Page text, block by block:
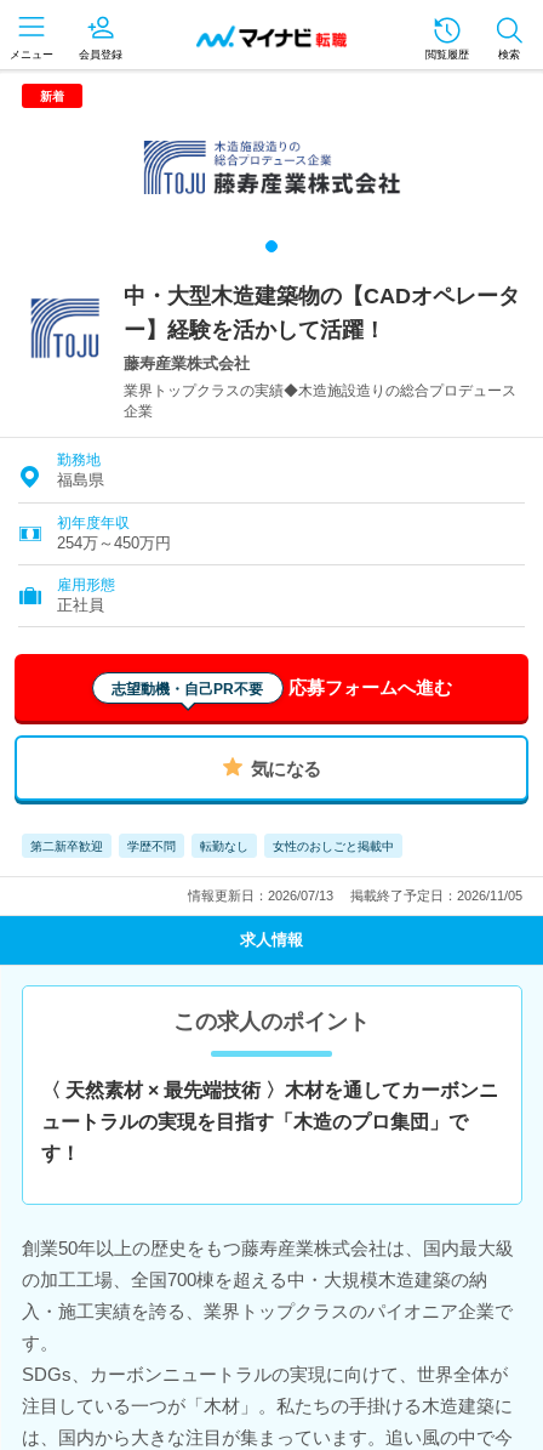
メニュー 会員登録 閲覧履歴 検索
新着
中・大型木造建築物の【CADオペレータ
ー】経験を活かして活躍！
藤寿産業株式会社
業界トップクラスの実績◆木造施設造りの総合プロデュース
企業
勤務地
福島県
初年度年収
254万～450万円
雇用形態
正社員
志望動機・自己PR不要 応募フォームへ進む
気になる
第二新卒歓迎 学歴不問 転勤なし 女性のおしごと掲載中
情報更新日：2026/07/13 掲載終了予定日：2026/11/05
求人情報
この求人のポイント
〈 天然素材 × 最先端技術 〉木材を通してカーボンニ
ュートラルの実現を目指す「木造のプロ集団」で
す！
創業50年以上の歴史をもつ藤寿産業株式会社は、国内最大級
の加工工場、全国700棟を超える中・大規模木造建築の納
入・施工実績を誇る、業界トップクラスのパイオニア企業で
す。
SDGs、カーボンニュートラルの実現に向けて、世界全体が
注目している一つが「木材」。私たちの手掛ける木造建築に
は、国内から大きな注目が集まっています。追い風の中で今